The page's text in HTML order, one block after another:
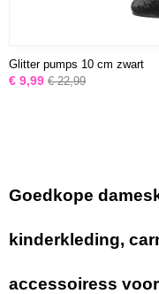
Glitter pumps 10 cm zwart
€ 9,99 € 22,99
Goedkope
kinderkleding,
accessoiress